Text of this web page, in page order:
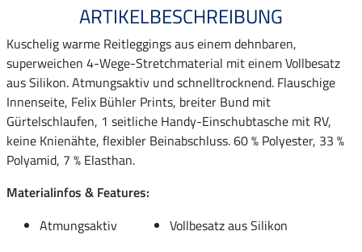
ARTIKELBESCHREIBUNG
Kuschelig warme Reitleggings aus einem dehnbaren,
superweichen 4-Wege-Stretchmaterial mit einem Vollbesatz
aus Silikon. Atmungsaktiv und schnelltrocknend. Flauschige
Innenseite, Felix Bühler Prints, breiter Bund mit
Gürtelschlaufen, 1 seitliche Handy-Einschubtasche mit RV,
keine Knienähte, flexibler Beinabschluss. 60 % Polyester, 33 %
Polyamid, 7 % Elasthan.
Materialinfos & Features:
Atmungsaktiv
Vollbesatz aus Silikon